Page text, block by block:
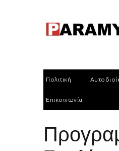
Πολιτική
Επικοινωνία